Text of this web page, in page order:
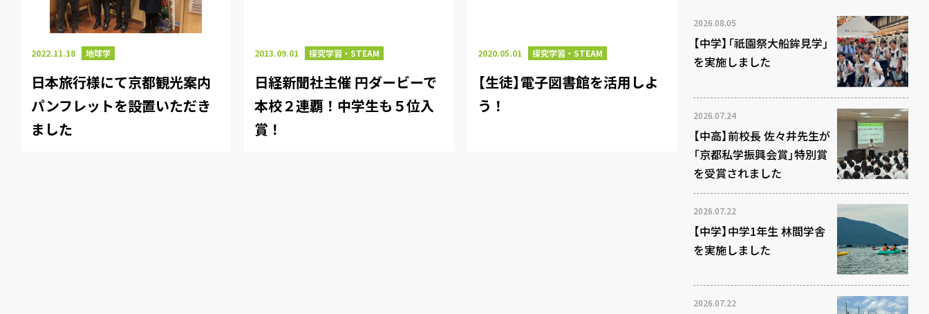
2022.11.18 地球学
日本旅行様にて京都観光案内
パンフレットを設置いただき
ました
2013.09.01 探究学習・STEAM
日経新聞社主催 円ダービーで
本校２連覇！中学生も５位入
賞！
2020.05.01 探究学習・STEAM
【生徒】電子図書館を活用しよ
う！
2026.08.05
【中学】「祇園祭大船鉾見学」
を実施しました
2026.07.24
【中高】前校長 佐々井先生が
「京都私学振興会賞」特別賞
を受賞されました
2026.07.22
【中学】中学1年生 林間学舎
を実施しました
2026.07.22